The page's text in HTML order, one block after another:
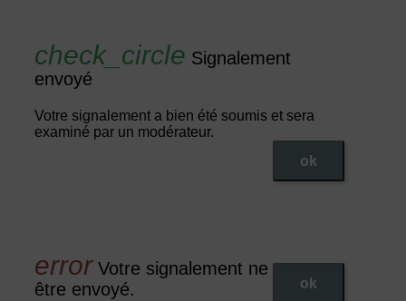
Signalement
envoyé
Votre signalement a bien été soumis et sera
examiné par un modérateur.
ok
Votre signalement ne peut pas
être envoyé.
ok